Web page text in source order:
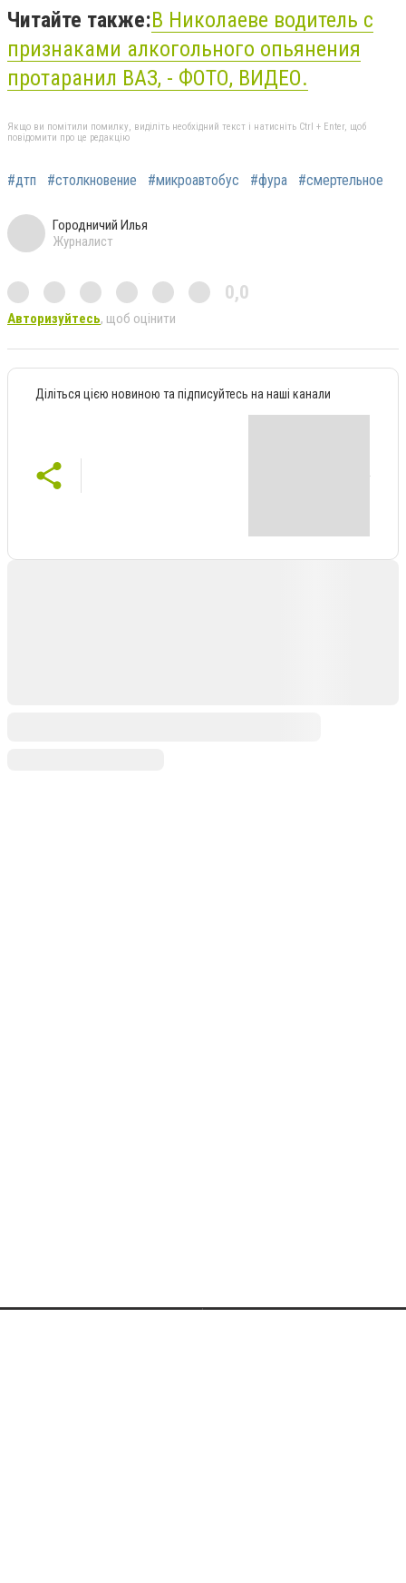
Читайте также:В Николаеве водитель с
признаками алкогольного опьянения
протаранил ВАЗ, - ФОТО, ВИДЕО.
Якщо ви помітили помилку, виділіть необхідний текст і натисніть Ctrl + Enter, щоб
повідомити про це редакцію
#дтп #столкновение #микроавтобус #фура #смертельное
Городничий Илья
Журналист
0,0
Авторизуйтесь, щоб оцінити
Діліться цією новиною та підписуйтесь на наші канали